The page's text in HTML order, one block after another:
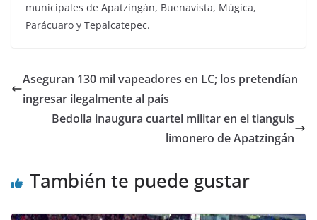
municipales de Apatzingán, Buenavista, Múgica,
Parácuaro y Tepalcatepec.
Aseguran 130 mil vapeadores en LC; los pretendían
ingresar ilegalmente al país
Bedolla inaugura cuartel militar en el tianguis
limonero de Apatzingán
También te puede gustar